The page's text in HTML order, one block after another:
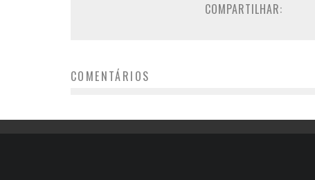
COMPARTILHAR:
COMENTÁRIOS